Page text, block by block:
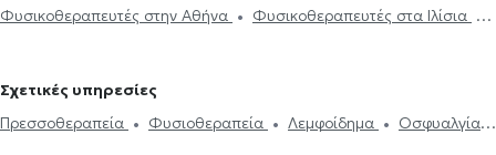
Φυσικοθεραπευτές στην Αθήνα
Φυσικοθεραπευτές στα Ιλίσια
στην Καισαριανή
Φυσικοθεραπευτές στο Παγκράτι
Φυσικοθεραπευτές στη Νέα φιλοθέη
Φυσικοθεραπευτές στο Νέο
Σχετικές υπηρεσίες
Πρεσσοθεραπεία
Φυσιοθεραπεία Λεμφοίδημα
Οσφυαλγία